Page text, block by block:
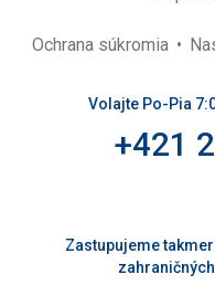
Ochrana súkromia
Volajte Po-Pia
+421
Zastupujeme